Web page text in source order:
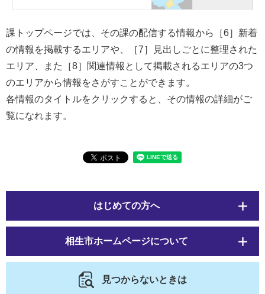
課トップページでは、その課の配信する情報から［6］新着
の情報を掲載するエリアや、［7］見出しごとに整理された
エリア、また［8］関連情報として掲載されるエリアの3つ
のエリアから情報をさがすことができます。
各情報のタイトルをクリックすると、その情報の詳細がご
覧になれます。
はじめての方へ
相生市ホームページについて
見つからないときは